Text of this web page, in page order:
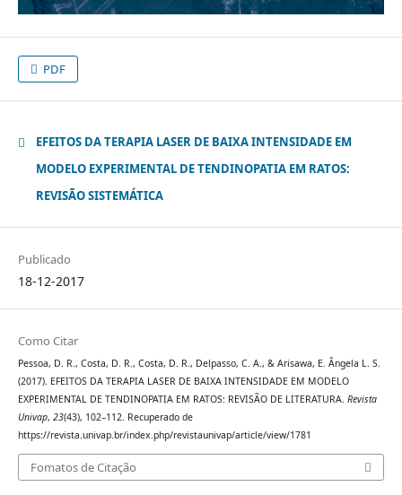
PDF
EFEITOS DA TERAPIA LASER DE BAIXA INTENSIDADE EM
MODELO EXPERIMENTAL DE TENDINOPATIA EM RATOS:
REVISÃO SISTEMÁTICA
Publicado
18-12-2017
Como Citar
Pessoa, D. R., Costa, D. R., Costa, D. R., Delpasso, C. A., & Arisawa, E. Ângela L. S.
(2017). EFEITOS DA TERAPIA LASER DE BAIXA INTENSIDADE EM MODELO
EXPERIMENTAL DE TENDINOPATIA EM RATOS: REVISÃO DE LITERATURA. Revista
Univap, 23(43), 102–112. Recuperado de
https://revista.univap.br/index.php/revistaunivap/article/view/1781
Fomatos de Citação